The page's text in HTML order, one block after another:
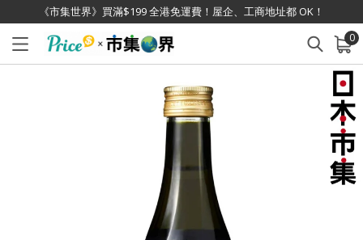
《市集世界》買滿$199 全港免運費！屋企、工商地址都 OK！
0
已加入購物車 查看